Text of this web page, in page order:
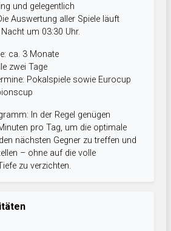
und gelegentlich
Auswertung aller Spiele läuft
um 03:30 Uhr.
ca. 3 Monate
zwei Tage
Pokalspiele sowie Eurocup
In der Regel genügen
pro Tag, um die optimale
nächsten Gegner zu treffen und
– ohne auf die volle
zu verzichten.